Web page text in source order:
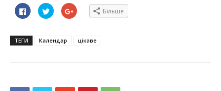
Click
to
share
у
новому
Click
to
share
у
новому
Click
to
(Відкривається
Більше
ТЕГИ Календар цікаве